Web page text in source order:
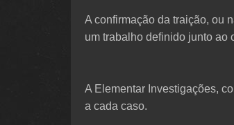
A confirmação da traição, ou
um trabalho definido junto ao
A Elementar Investigações,
a cada caso.